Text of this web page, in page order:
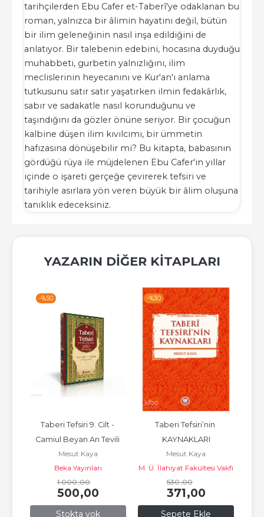
tarihçilerden Ebu Cafer et-Taberî'ye odaklanan bu
roman, yalnızca bir âlimin hayatını değil, bütün
bir ilim geleneğinin nasıl inşa edildiğini de
anlatıyor. Bir talebenin edebini, hocasına duyduğu
muhabbeti, gurbetin yalnızlığını, ilim
meclislerinin heyecanını ve Kur'an'ı anlama
tutkusunu satır satır yaşatırken ilmin fedakârlık,
sabır ve sadakatle nasıl korunduğunu ve
taşındığını da gözler önüne seriyor. Bir çocuğun
kalbine düşen ilim kıvılcımı, bir ümmetin
hafızasına dönüşebilir mi? Bu kitapta, babasının
gördüğü rüya ile müjdelenen Ebu Cafer'in yıllar
içinde o işareti gerçeğe çevirerek tefsiri ve
tarihiyle asırlara yön veren büyük bir âlim oluşuna
tanıklık edeceksiniz.
YAZARIN DIĞER KITAPLARI
-%50
Stokta yok
Taberi Tefsiri 9. Cilt -
Camiul Beyan An Tevili
Ayıl Kuran
Mesut Kaya
Beka Yayınları
1.000,00
500,00
-%30
Sepete Ekle
Taberi Tefsiri’nin
KAYNAKLARI
Mesut Kaya
M. Ü. İlahiyat Fakültesi Vakfı
Yayınları
530,00
371,00